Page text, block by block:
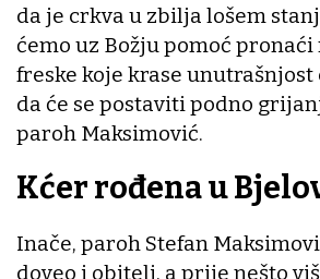
da je crkva u zbilja lošem
ćemo uz Božju pomoć pronaći
freske koje krase
da će se postaviti podno
paroh Maksimović.
Kćer rođena u
Inače, paroh Stefan
doveo i obitelj, a prije nešto